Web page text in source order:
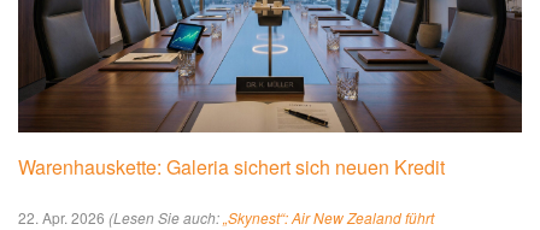
Warenhauskette: Galeria sichert sich neuen Kredit
22. Apr. 2026 (Lesen Sie auch:„Skynest“: Air New Zealand führt